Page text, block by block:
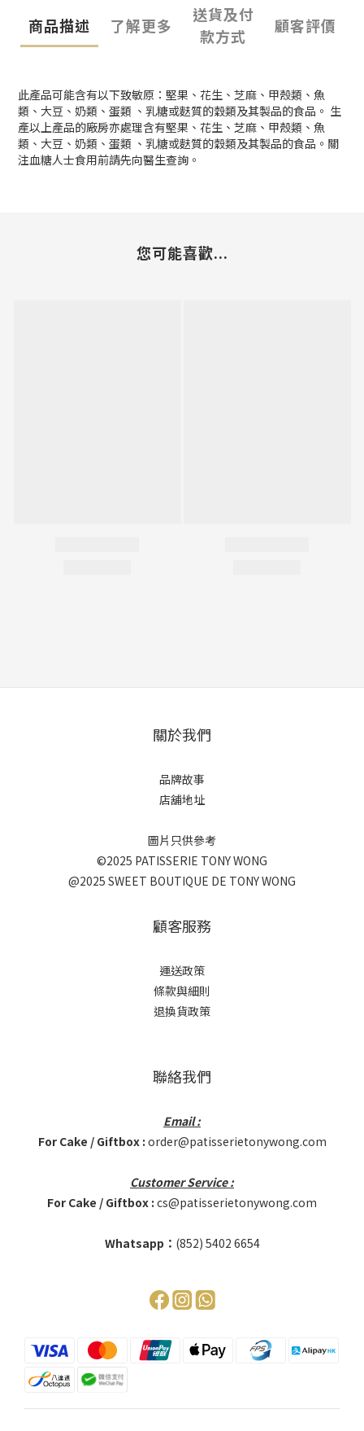
商品描述 了解更多
送貨及付
款方式
顧客評價
此產品可能含有以下致敏原：堅果、花生、芝麻、甲殼類、魚
類、大豆、奶類、蛋類 、乳糖或麩質的穀類及其製品的食品。 生
產以上產品的廠房亦處理含有堅果、花生、芝麻、甲殼類、魚
類、大豆、奶類、蛋類 、乳糖或麩質的穀類及其製品的食品。關
注血糖人士食用前請先向醫生查詢。
您可能喜歡...
關於我們
品牌故事
店舖地址
圖片只供參考
©2025 PATISSERIE TONY WONG
@2025 SWEET BOUTIQUE DE TONY WONG
顧客服務
運送政策
條款與細則
退換貨政策
聯絡我們
Email :
For Cake / Giftbox : order@patisserietonywong.com
Customer Service :
For Cake / Giftbox : cs@patisserietonywong.com
Whatsapp： (852) 5402 6654